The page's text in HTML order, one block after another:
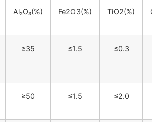
Al₂O₃(%) Fe2O3(%) TiO2(%)
≥35 ≤1.5 ≤0.3
≥50 ≤1.5 ≤2.0